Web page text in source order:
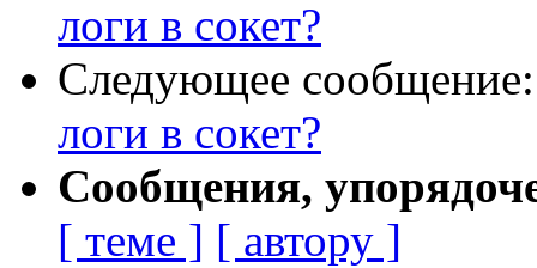
логи в сокет?
Следующее
логи в сокет?
Сообщения,
[ теме ] [ автору ]